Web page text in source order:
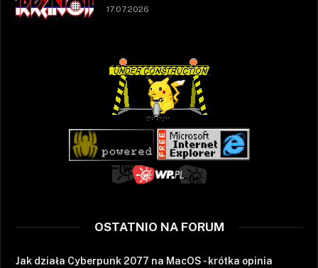
17.07.2026
OSTATNIO NA FORUM
Jak działa Cyberpunk 2077 na MacOS - krótka opinia